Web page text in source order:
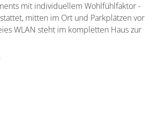
mit individuellem Wohlfühlfaktor -
mitten im Ort und Parkplätzen vor
WLAN steht im kompletten Haus zur